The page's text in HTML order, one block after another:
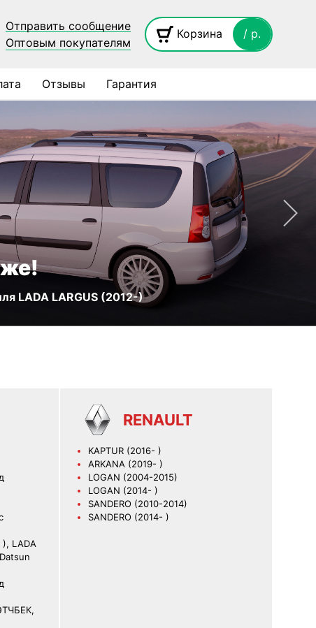
Отправить сообщение
Оптовым покупателям
Корзина / p.
Отзывы Гарантия
LADA LARGUS (2012-)
), LADA
RENAULT
KAPTUR (2016- )
ARKANA (2019- )
LOGAN (2004-2015)
LOGAN (2014- )
SANDERO (2010-2014)
SANDERO (2014- )